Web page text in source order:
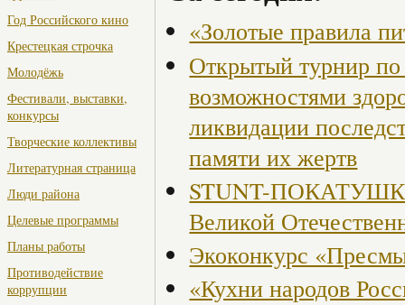
Год Российского кино
Крестецкая строчка
Молодёжь
Фестивали, выставки,
конкурсы
Творческие коллективы
Литературная страница
Люди района
Целевые программы
Планы работы
Противодействие
коррупции
«Золотые правила
Открытый турнир
возможностями
ликвидации
памяти их жертв
STUNT-
Великой
Экоконкурс
«Кухни народов